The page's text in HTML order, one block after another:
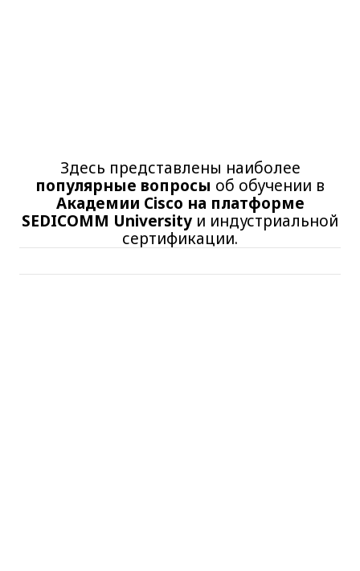
Здесь представлены наиболее
популярные вопросы об обучении в
Академии Cisco на платформе
SEDICOMM University и индустриальной
сертификации.